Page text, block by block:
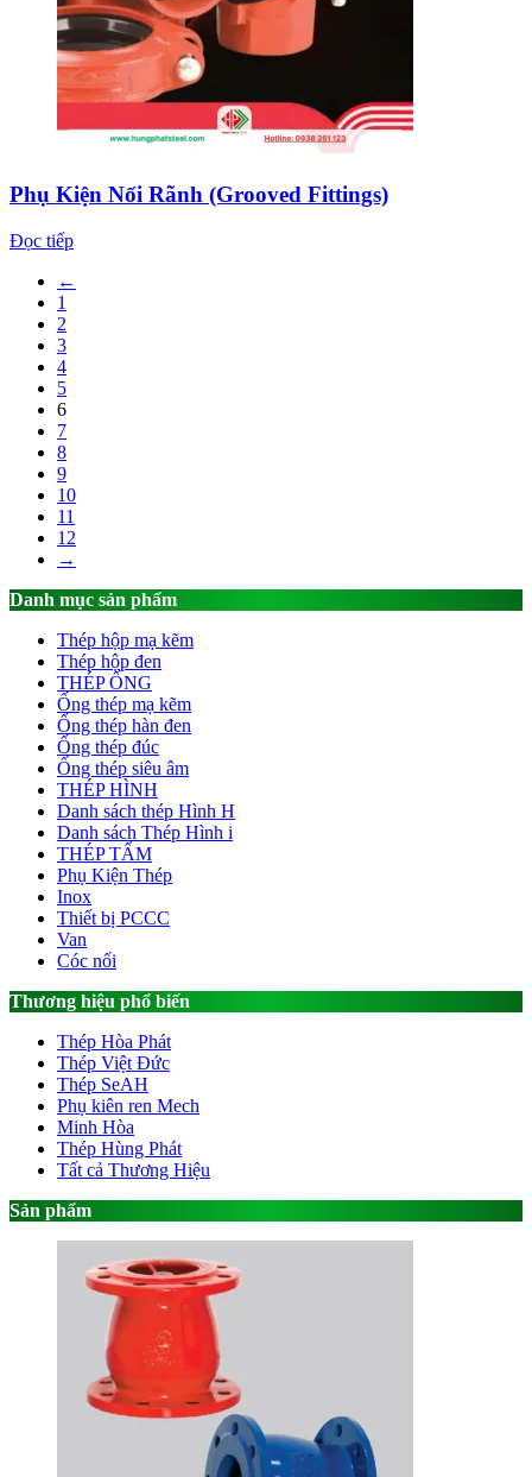
Phụ Kiện Nối Rãnh (Grooved Fittings)
Đọc tiếp
←
1
2
3
4
5
6
7
8
9
10
11
12
→
Danh mục sản phẩm
Thép hộp mạ kẽm
Thép hộp đen
THÉP ỐNG
Ống thép mạ kẽm
Ống thép hàn đen
Ống thép đúc
Ống thép siêu âm
THÉP HÌNH
Danh sách thép Hình H
Danh sách Thép Hình i
THÉP TẤM
Phụ Kiện Thép
Inox
Thiết bị PCCC
Van
Cóc nối
Thương hiệu phổ biến
Thép Hòa Phát
Thép Việt Đức
Thép SeAH
Phụ kiên ren Mech
Minh Hòa
Thép Hùng Phát
Tất cả Thương Hiệu
Sản phẩm